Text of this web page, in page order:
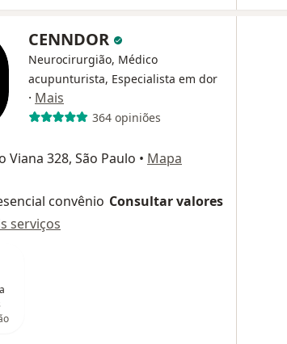
CENNDOR
Neurocirurgião, Médico
acupunturista, Especialista em dor
· Mais
364 opiniões
Viana 328, São Paulo • Mapa
convênio Consultar valores
serviços